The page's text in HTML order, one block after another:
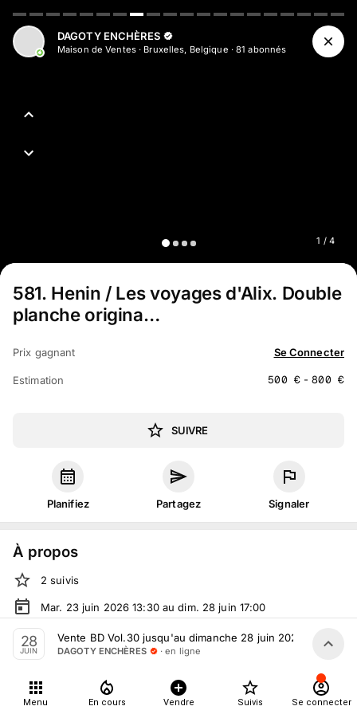
1 / 4
DAGOTY ENCHÈRES
Maison de Ventes· Bruxelles, Belgique ·81 abonnés
581. Henin / Les voyages d'Alix. Double
planche origina…
Prix gagnant Se Connecter
Estimation 500 € -800 €
SUIVRE
Planifiez Partagez Signaler
À propos
2 suivis
Mar. 23 juin 2026 13:30 au dim. 28 juin 17:00
Vente volontaireorganiséeparDAGOTY ENCHÈRES
En ligne
Tout le monde peut participer
28
JUIN
Vente BD Vol.30 jusqu'au dimanche 28 juin 2026
DAGOTY ENCHÈRES · en ligne
Menu En cours Vendre Suivis Se connecter